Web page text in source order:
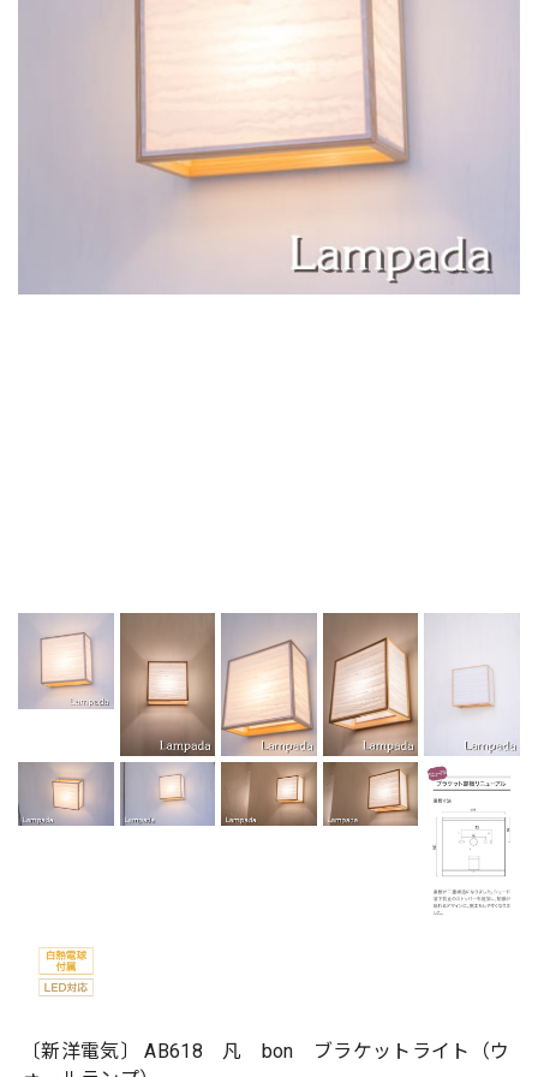
〔新洋電気〕 AB618 凡 bon ブラケットライト（ウ